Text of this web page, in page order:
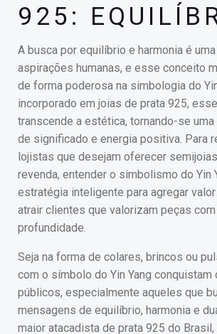
925:
A busca por equilíbrio e harmonia é
aspirações humanas, e esse conceito
de forma poderosa na simbologia do
incorporado em joias de prata 925,
transcende a estética, tornando-se
de significado e energia positiva. Para
lojistas que desejam oferecer
revenda, entender o simbolismo do Yin
estratégia inteligente para agregar
atrair clientes que valorizam peças
profundidade.
Seja na forma de colares, brincos ou
com o símbolo do Yin Yang
públicos, especialmente aqueles que
mensagens de equilíbrio, harmonia e
maior atacadista de prata 925 do Brasil,